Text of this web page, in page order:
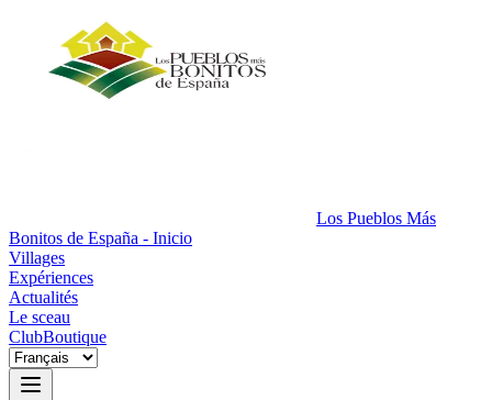
Los Pueblos Más
Bonitos de España - Inicio
Villages
Expériences
Actualités
Le sceau
ClubBoutique